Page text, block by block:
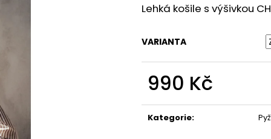
Lehká košile s výšivkou
VARIANTA
990 Kč
cena:
Kategorie: